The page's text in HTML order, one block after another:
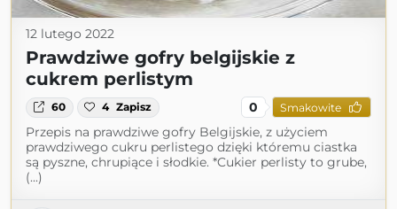
12 lutego 2022
Prawdziwe gofry belgijskie z
cukrem perlistym
60 4 Zapisz 0 Smakowite
Przepis na prawdziwe gofry Belgijskie, z użyciem
prawdziwego cukru perlistego dzięki któremu ciastka
są pyszne, chrupiące i słodkie. *Cukier perlisty to grube,
(...)